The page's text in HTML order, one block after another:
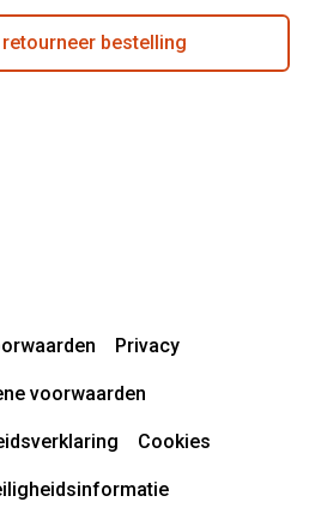
bestelling
Privacy
voorwaarden
Cookies